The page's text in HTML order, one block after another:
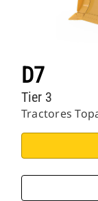
D7
Tractores
Tier 3